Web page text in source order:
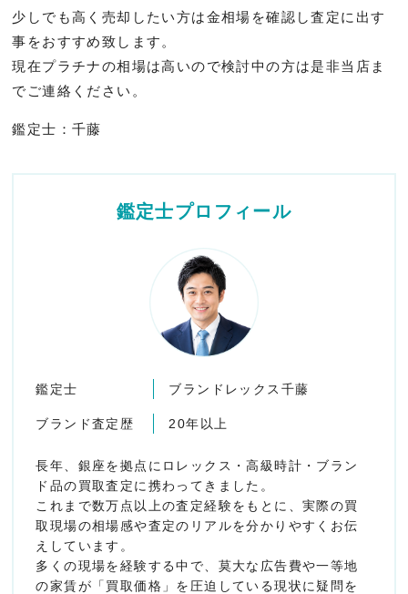
少しでも高く売却したい方は金相場を確認し査定に出す
事をおすすめ致します。
現在プラチナの相場は高いので検討中の方は是非当店ま
でご連絡く ださい。
鑑定士：千藤
鑑定士プロフィール
鑑定士 ブランドレックス千藤
ブランド査定歴 20年以上
長年、銀座を拠点にロレックス・高級時計・ブラン
ド品の買取査定に携わってきました。
これまで数万点以上の査定経験をもとに、実際の買
取現場の相場感や査定のリアルを分かりやすくお伝
えしています。
多くの現場を経験する中で、莫大な広告費や一等地
の家賃が「買取価格」を圧迫している現状に疑問を